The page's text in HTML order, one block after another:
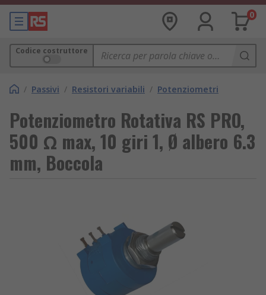
0
Codice costruttore
/ Passivi / Resistori variabili / Potenziometri
Potenziometro Rotativa RS PRO,
500 Ω max, 10 giri 1, Ø albero 6.3
mm, Boccola